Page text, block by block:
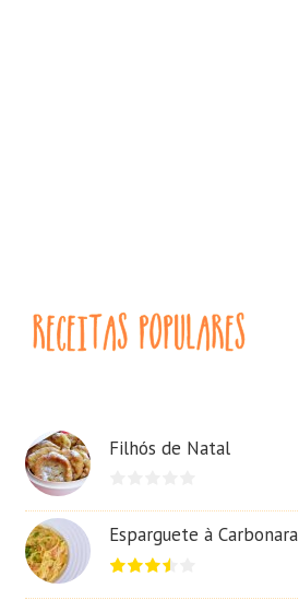
Filhós de Natal
Esparguete à Carbonara